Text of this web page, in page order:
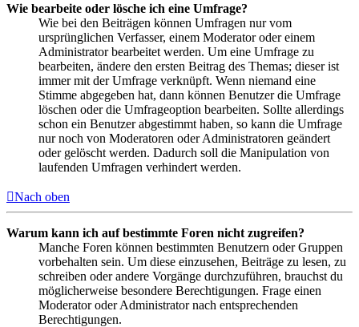
Wie bearbeite oder lösche ich eine Umfrage?
Wie bei den Beiträgen können Umfragen nur vom
ursprünglichen Verfasser, einem Moderator oder einem
Administrator bearbeitet werden. Um eine Umfrage zu
bearbeiten, ändere den ersten Beitrag des Themas; dieser ist
immer mit der Umfrage verknüpft. Wenn niemand eine
Stimme abgegeben hat, dann können Benutzer die Umfrage
löschen oder die Umfrageoption bearbeiten. Sollte allerdings
schon ein Benutzer abgestimmt haben, so kann die Umfrage
nur noch von Moderatoren oder Administratoren geändert
oder gelöscht werden. Dadurch soll die Manipulation von
laufenden Umfragen verhindert werden.
Nach oben
Warum kann ich auf bestimmte Foren nicht zugreifen?
Manche Foren können bestimmten Benutzern oder Gruppen
vorbehalten sein. Um diese einzusehen, Beiträge zu lesen, zu
schreiben oder andere Vorgänge durchzuführen, brauchst du
möglicherweise besondere Berechtigungen. Frage einen
Moderator oder Administrator nach entsprechenden
Berechtigungen.